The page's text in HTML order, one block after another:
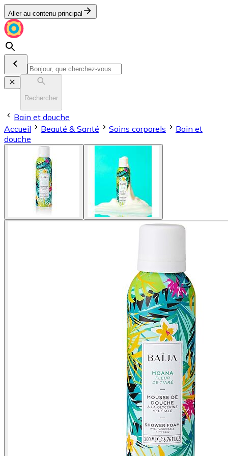
Aller au contenu principal
Rechercher
Bain et douche
Accueil
Beauté & Santé Soins corporels
Bain et
douche